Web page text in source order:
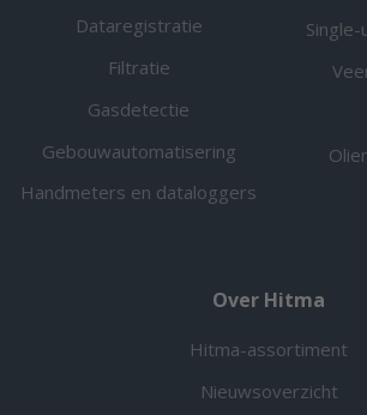
Dataregistratie
Filtratie
Gasdetectie
Gebouwautomatisering
Handmeters en dataloggers
Over Hitma
Hitma-assortiment
Nieuwsoverzicht